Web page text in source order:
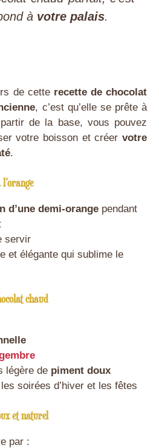
à votre palais.
de cette recette de chocolat
, c’est qu’elle se prête à
de la base, vous pouvez
votre boisson et créer votre
.
d’une demi-orangependant
servir
et élégante qui sublime le
chaud
légère de piment doux
soirées d’hiver et les fêtes
et naturel
par :